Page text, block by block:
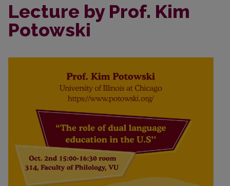
Lecture by Prof. Kim
Potowski